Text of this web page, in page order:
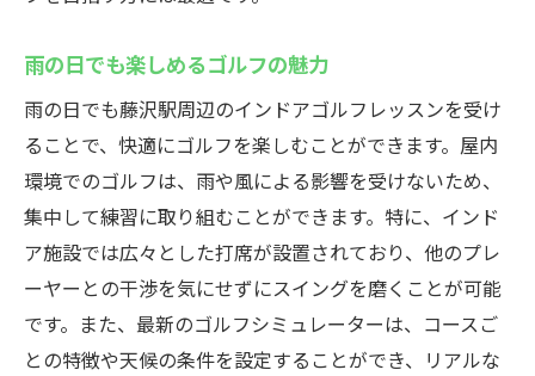
効率的なスキル向上を実現する理由
初心者から上級者まで楽しめる藤沢駅のインド
アゴルフレッスン徹底比較
初心者に最適なレッスンプラン
上級者の技術を更に磨く方法
藤沢駅で人気のレッスンスタイル
各施設の特徴と利点を比較
自分に合ったレッスンの見つけ方
雨の日でも楽しめるゴルフの魅力
雨の日でも藤沢駅周辺のインドアゴルフレッスンを受け
ることで、快適にゴルフを楽しむことができます。屋内
環境でのゴルフは、雨や風による影響を受けないため、
集中して練習に取り組むことができます。特に、インド
ア施設では広々とした打席が設置されており、他のプレ
ーヤーとの干渉を気にせずにスイングを磨くことが可能
です。また、最新のゴルフシミュレーターは、コースご
との特徴や天候の条件を設定することができ、リアルな